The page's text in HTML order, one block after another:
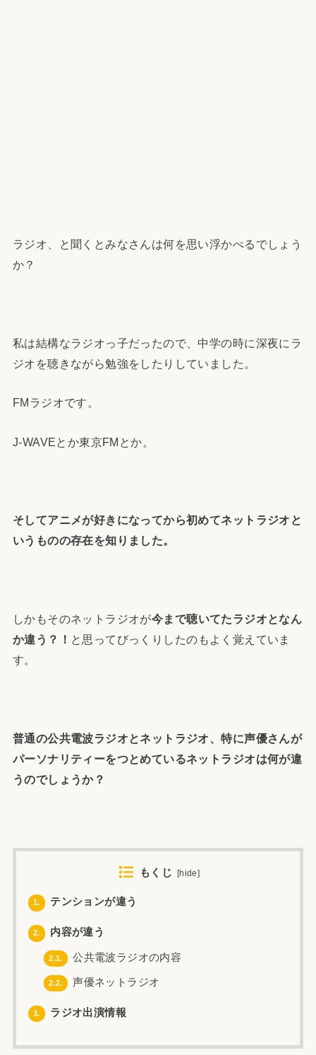
ラジオ、と聞くとみなさんは何を思い浮かべるでしょう
か？
私は結構なラジオっ子だったので、中学の時に深夜にラ
ジオを聴きながら勉強をしたりしていました。
FMラジオです。
J-WAVEとか東京FMとか。
そしてアニメが好きになってから初めてネットラジオと
いうものの存在を知りました。
しかもそのネットラジオが今まで聴いてたラジオとなん
か違う？！ と思ってびっくりしたのもよく覚えていま
す。
普通の公共電波ラジオとネットラジオ、特に声優さんが
パーソナリティーをつとめているネットラジオは何が違
うのでしょうか？
もくじ [hide]
1. テンションが違う
2. 内容が違う
2.1. 公共電波ラジオの内容
2.2. 声優ネットラジオ
3. ラジオ出演情報